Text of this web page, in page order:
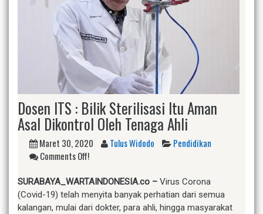
Dosen ITS : Bilik Sterilisasi Itu Aman
Asal Dikontrol Oleh Tenaga Ahli
Maret 30, 2020 Tulus Widodo
Pendidikan
Comments Off!
SURABAYA_WARTAINDONESIA.co – Virus Corona
(Covid-19) telah menyita banyak perhatian dari semua
kalangan, mulai dari dokter, para ahli, hingga masyarakat